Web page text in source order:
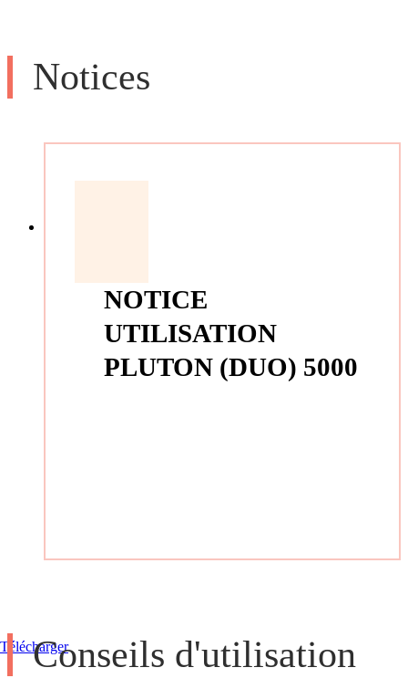
Notices
NOTICE
UTILISATION
PLUTON (DUO) 5000
TéléchargerConseils d'utilisation